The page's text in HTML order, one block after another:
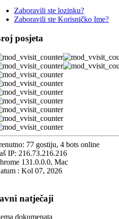
Zaboravili ste lozinku?
Zaboravili ste Korisničko Ime?
posjeta
77 gostiju, 4 bots online
IP: 216.73.216.216
131.0.0.0, Mac
: Kol 07, 2026
natječaji
dokumenata